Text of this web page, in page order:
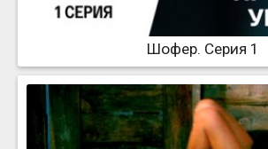
Шофер. Серия 1